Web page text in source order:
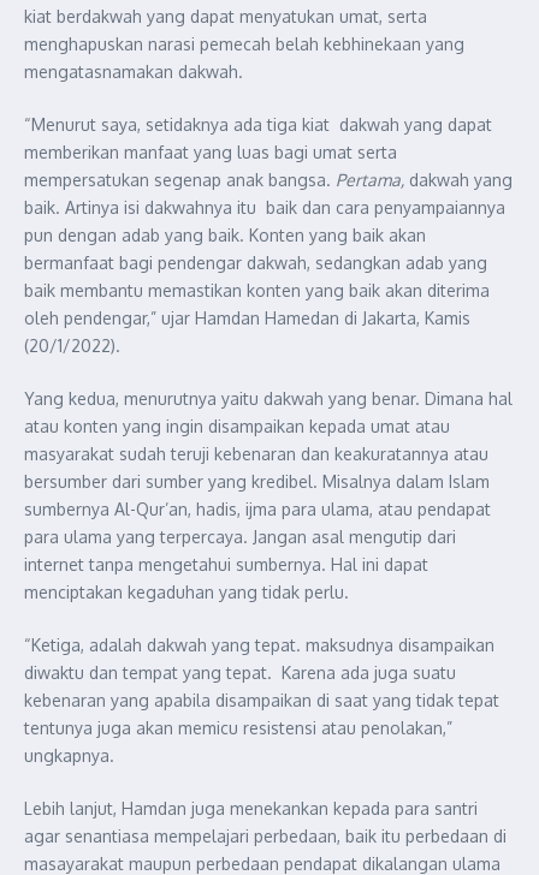
kiat berdakwah yang dapat menyatukan umat, serta
menghapuskan narasi pemecah belah kebhinekaan yang
mengatasnamakan dakwah.
“Menurut saya, setidaknya ada tiga kiat dakwah yang dapat
memberikan manfaat yang luas bagi umat serta
mempersatukan segenap anak bangsa. Pertama, dakwah yang
baik. Artinya isi dakwahnya itu baik dan cara penyampaiannya
pun dengan adab yang baik. Konten yang baik akan
bermanfaat bagi pendengar dakwah, sedangkan adab yang
baik membantu memastikan konten yang baik akan diterima
oleh pendengar,” ujar Hamdan Hamedan di Jakarta, Kamis
(20/1/2022).
Yang kedua, menurutnya yaitu dakwah yang benar. Dimana hal
atau konten yang ingin disampaikan kepada umat atau
masyarakat sudah teruji kebenaran dan keakuratannya atau
bersumber dari sumber yang kredibel. Misalnya dalam Islam
sumbernya Al-Qur’an, hadis, ijma para ulama, atau pendapat
para ulama yang terpercaya. Jangan asal mengutip dari
internet tanpa mengetahui sumbernya. Hal ini dapat
menciptakan kegaduhan yang tidak perlu.
“Ketiga, adalah dakwah yang tepat. maksudnya disampaikan
diwaktu dan tempat yang tepat. Karena ada juga suatu
kebenaran yang apabila disampaikan di saat yang tidak tepat
tentunya juga akan memicu resistensi atau penolakan,”
ungkapnya.
Lebih lanjut, Hamdan juga menekankan kepada para santri
agar senantiasa mempelajari perbedaan, baik itu perbedaan di
masayarakat maupun perbedaan pendapat dikalangan ulama